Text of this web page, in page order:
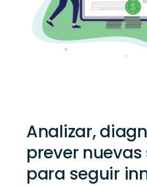
Analizar,
prever
para seguir